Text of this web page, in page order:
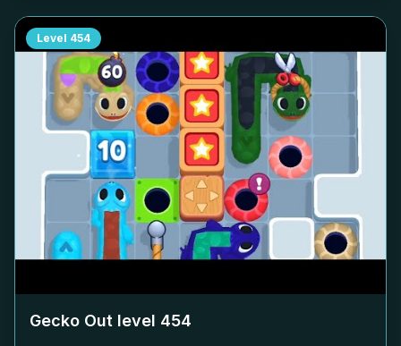
Level 454
Gecko Out level 454